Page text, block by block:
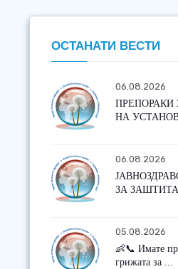
ОСТАНАТИ ВЕСТИ
06.08.2026
ПРЕПОРАКИ
НА
06.08.2026
ЗА ЗАШТИТА
05.08.2026
👶📞 Имате
грижата за ...